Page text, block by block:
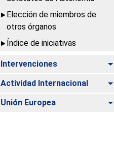
Elección de miembros de
otros órganos
Índice de iniciativas
Intervenciones
Actividad Internacional
Unión Europea